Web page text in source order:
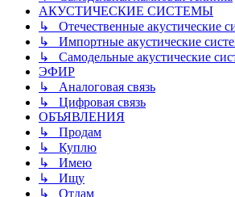
АКУСТИЧЕСКИЕ СИСТЕМЫ
↳ Отечественные акустические
↳ Импортные акустические
↳ Самодельные акустические
ЭФИР
↳ Аналоговая связь
↳ Цифровая связь
ОБЪЯВЛЕНИЯ
↳ Продам
↳ Куплю
↳ Имею
↳ Ищу
↳ Отдам